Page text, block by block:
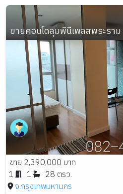
ขายคอนโดลุมพินีเพลสพระรา
ขาย 2,390,000 บาท
1
1
28 ตรว.
จ.กรุงเทพมหานคร